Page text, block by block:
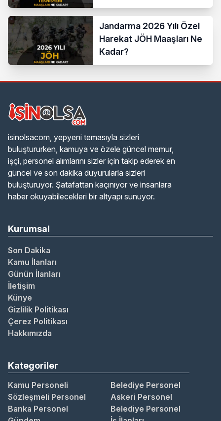
Bordro Tablosu
Jandarma 2026 Yılı Özel
Harekat JÖH Maaşları Ne
Kadar?
isinolsacom, yepyeni temasıyla sizleri
buluştururken, kamuya ve özele güncel memur,
işçi, personel alımlarını sizler için takip ederek en
güncel ve son dakika duyurularla sizleri
buluşturuyor. Şatafattan kaçınıyor ve insanlara
haber okuyabilecekleri bir altyapı sunuyor.
Kurumsal
Son Dakika
Kamu İlanları
Günün İlanları
İletişim
Künye
Gizlilik Politikası
Çerez Politikası
Hakkımızda
Kategoriler
Kamu Personeli
Belediye Personel
Sözleşmeli Personel
Askeri Personel
Banka Personel
Belediye Personel